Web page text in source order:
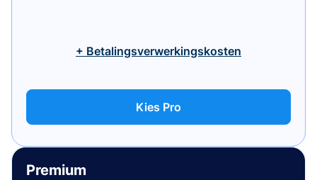
+ Betalingsverwerkingskosten
Kies Pro
Premium